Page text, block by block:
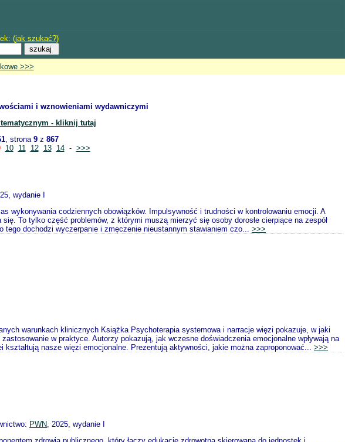
(jak szukać?)
>>>
i wznowieniami wydawniczymi
- kliknij tutaj
, strona 9 z 867
10 11 12 13 14- >>>
wydanie I
wykonywania codziennych obowiązków. Impulsywność i trudności w kontrolowaniu emocji. A
To tylko część problemów, z którymi muszą mierzyć się osoby dorosłe cierpiące na zespół
dochodzi wyczerpanie i zmęczenie nieustannym stawianiem czo... >>>
warunkach klinicznych Książka Psychoterapia systemowa i narracje więzi pokazuje, w jaki
w praktyce. Autorzy pokazują, jak wczesne doświadczenia emocjonalne wpływają na
nasze więzi emocjonalne. Prezentują aktywności, jakie można zaproponować... >>>
PWN, 2025, wydanie I